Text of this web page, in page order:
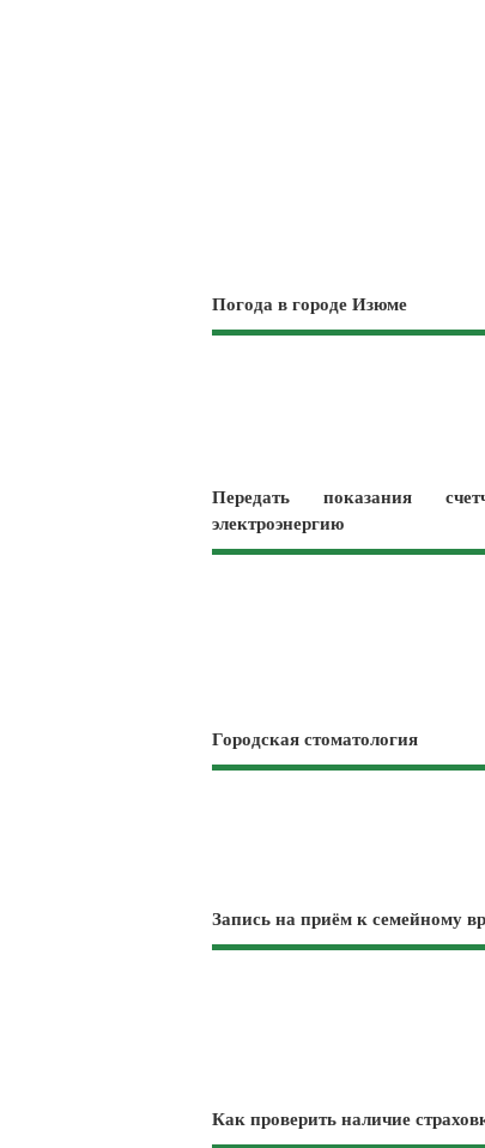
Погода в городе Изюме
Передать показания
электроэнергию
Городская стоматология
Запись на приём к семейному
Как проверить наличие